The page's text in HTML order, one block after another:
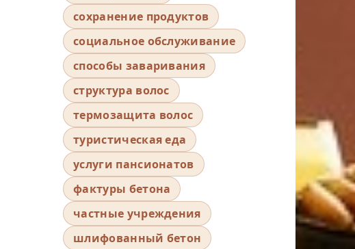
сохранение продуктов
социальное обслуживание
способы заваривания
структура волос
термозащита волос
туристическая еда
услуги пансионатов
фактуры бетона
частные учреждения
шлифованный бетон